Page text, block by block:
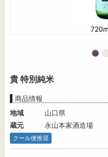
貴 特別純米
商品情報
地域
山口県
蔵元
永山本家酒造場
クール便推奨